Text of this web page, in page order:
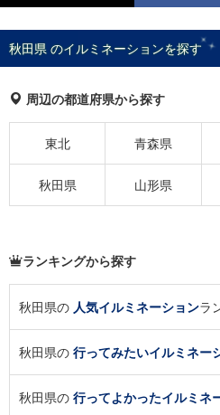
秋田県 のイルミネーションを探す
周辺の都道府県から探す
東北 青森県
秋田県 山形県
ランキングから探す
秋田県の 人気イルミネーションラ
秋田県の 行ってみたいイルミネー
秋田県の 行ってよかったイルミネ